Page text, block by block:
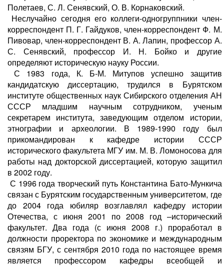
Полетаев, С. Л. Сенявский, О. В. Корнаковский.
Неслучайно сегодня его коллеги-одногруппники член-
корреспондент П. Г. Гайдуков, член-корреспондент Ф. М.
Пивовар, член-корреспондент В. А. Лапин, профессор А.
С. Сенявский, профессор И. Н. Бойко и другие
определяют историческую науку России.
С 1983 года, К. Б-М. Митупов успешно защитив
кандидатскую диссертацию, трудился в Бурятском
институте общественных наук Сибирского отделения АН
СССР младшим научным сотрудником, ученым
секретарем института, заведующим отделом истории,
этнографии и археологии. В 1989-1990 году был
прикомандирован к кафедре истории СССР
исторического факультета МГУ им. М. В. Ломоносова для
работы над докторской диссертацией, которую защитил
в 2002 году.
С 1996 года творческий путь Константина Бато-Мункича
связан с Бурятским государственным университетом, где
до 2004 года юбиляр возглавлял кафедру истории
Отечества, с июня 2001 по 2008 год –исторический
факультет. Два года (с июня 2008 г.) проработал в
должности проректора по экономике и международным
связям БГУ, с сентября 2010 года по настоящее время
является профессором кафедры всеобщей и